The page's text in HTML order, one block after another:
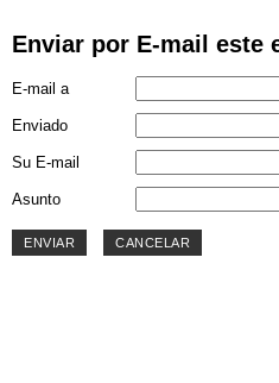
Enviar por E-mail este
E-mail a
Enviado
Su E-mail
Asunto
ENVIAR CANCELAR